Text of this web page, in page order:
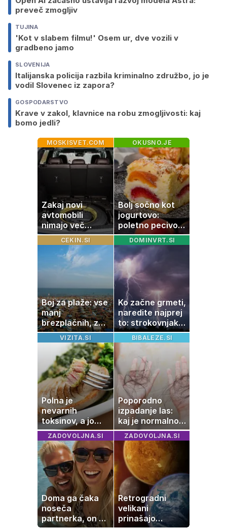
preveč zmogljiv
TUJINA
'Kot v slabem filmu!' Osem ur, dve vozili v
gradbeno jamo
SLOVENIJA
Italijanska policija razbila kriminalno združbo, jo je
vodil Slovenec iz zapora?
GOSPODARSTVO
Krave v zakol, klavnice na robu zmogljivosti: kaj
bomo jedli?
MOSKISVET.COM
Zakaj novi
avtomobili
nimajo več
rezervne gume?
OKUSNO.JE
Bolj sočno kot
jogurtovo:
poletno pecivo,
ki vedno uspe
CEKIN.SI
Boj za plaže: vse
manj
brezplačnih, za
ležalnik in
senčnik tudi več
kot 40 evrov
DOMINVRT.SI
Ko začne grmeti,
naredite najprej
to: strokovnjaki
opozarjajo na
pogosto napako
VIZITA.SI
Polna je
nevarnih
toksinov, a jo
imamo vsi radi:
to je najbolj
nezdrava riba, ki
jo mnogi redno
uživajo
BIBALEZE.SI
Poporodno
izpadanje las:
kaj je normalno
in kako si
pomagati
ZADOVOLJNA.SI
Doma ga čaka
noseča
partnerka, on pa
ZADOVOLJNA.SI
Retrogradni
velikani
prinašajo